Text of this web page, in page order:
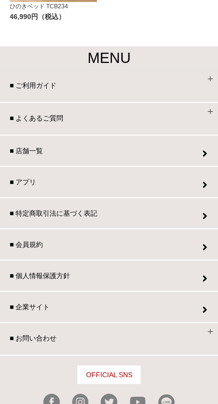
ひのきベッド TCB234
46,990円（税込）
MENU
■ ご利用ガイド
■ よくあるご質問
■ 店舗一覧
■ アプリ
■ 特定商取引法に基づく表記
■ 会員規約
■ 個人情報保護方針
■ 企業サイト
■ お問い合わせ
OFFICIAL SNS